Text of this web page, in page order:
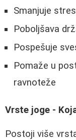
Smanjuje
Poboljšava
Pospešuje
Pomaže u
ravnoteže
Vrste joge -
Postoji više